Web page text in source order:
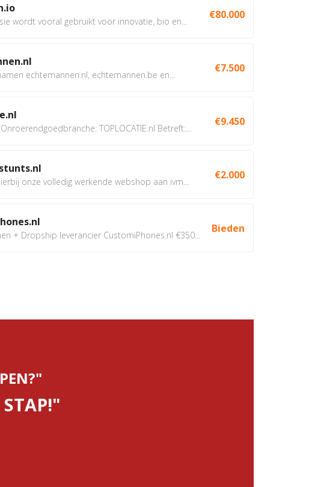
wordt vooral gebruikt voor innovatie, bio en...
€80.000
echtemannen.nl, echtemannen.be en...
€7.500
TOPLOCATIE.nl Betreft:...
€9.450
onze volledig werkende webshop aan ivm...
€2.000
+ Dropship leverancier CustomiPhones.nl €350...
Bieden
STAP!"